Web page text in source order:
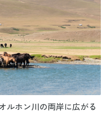
ルホン川の両岸に広がる